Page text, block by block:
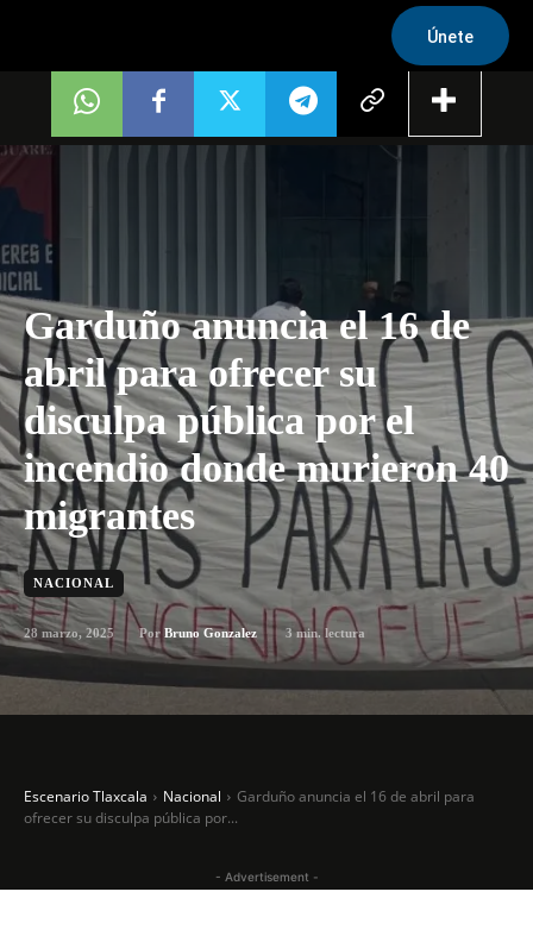
Únete
Garduño anuncia el 16 de
abril para ofrecer su
disculpa pública por el
incendio donde murieron 40
migrantes
NACIONAL
28 marzo, 2025 Por Bruno Gonzalez 3 min. lectura
Escenario Tlaxcala Nacional
Garduño anuncia el 16 de abril para
ofrecer su disculpa pública por...
- Advertisement -